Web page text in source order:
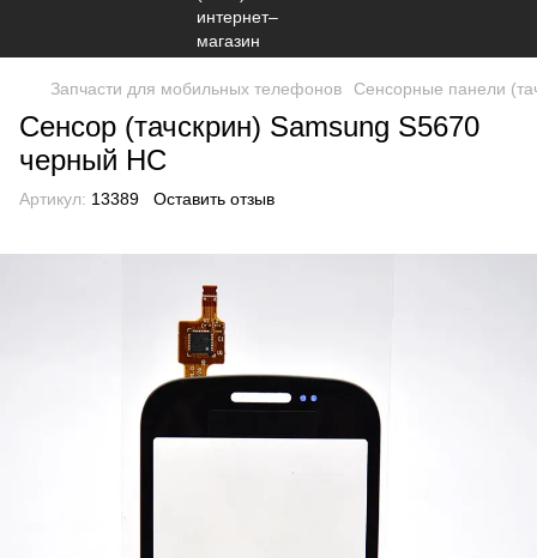
Запчасти для мобильных телефонов Сенсорные панели
Сенсор (тачскрин) Samsung S5670
черный HC
Артикул: 13389 Оставить отзыв